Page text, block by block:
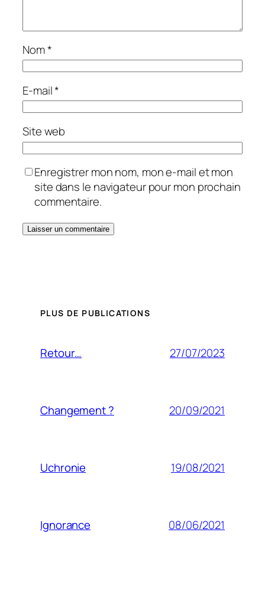
Nom*
E-mail*
Site web
Enregistrer mon nom, mon e-mail et mon
site dans le navigateur pour mon prochain
commentaire.
PLUS DE PUBLICATIONS
Retour… 27/07/2023
Changement ? 20/09/2021
Uchronie 19/08/2021
Ignorance 08/06/2021